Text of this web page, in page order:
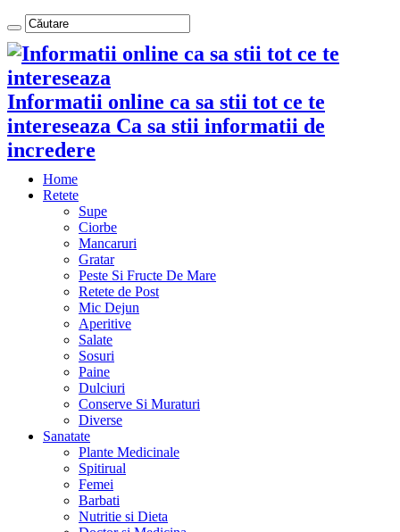
Informatii online ca sa stii tot ce te
intereseaza Ca sa stii informatii de
incredere
Home
Retete
Supe
Ciorbe
Mancaruri
Gratar
Peste Si Fructe De Mare
Retete de Post
Mic Dejun
Aperitive
Salate
Sosuri
Paine
Dulciuri
Conserve Si Muraturi
Diverse
Sanatate
Plante Medicinale
Spitirual
Femei
Barbati
Nutritie si Dieta